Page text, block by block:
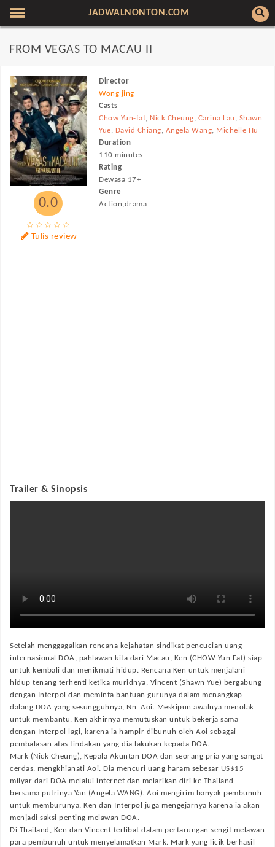
JADWALNONTON.COM
FROM VEGAS TO MACAU II
0.0
Tulis review
Director
Wong jing
Casts
Chow Yun-fat, Nick Cheung, Carina Lau , Shawn
Yue, David Chiang, Angela Wang, Michelle Hu
Duration
110 minutes
Rating
Dewasa 17+
Genre
Action,drama
Trailer & Sinopsis
Setelah menggagalkan rencana kejahatan sindikat pencucian uang
internasional DOA, pahlawan kita dari Macau, Ken (CHOW Yun Fat) siap
untuk kembali dan menikmati hidup. Rencana Ken untuk menjalani
hidup tenang terhenti ketika muridnya, Vincent (Shawn Yue) bergabung
dengan Interpol dan meminta bantuan gurunya dalam menangkap
dalang DOA yang sesungguhnya, Nn. Aoi. Meskipun awalnya menolak
untuk membantu, Ken akhirnya memutuskan untuk bekerja sama
dengan Interpol lagi, karena ia hampir dibunuh oleh Aoi sebagai
pembalasan atas tindakan yang dia lakukan kepada DOA.
Mark (Nick Cheung), Kepala Akuntan DOA dan seorang pria yang sangat
cerdas, mengkhianati Aoi. Dia mencuri uang haram sebesar US$15
milyar dari DOA melalui internet dan melarikan diri ke Thailand
bersama putrinya Yan (Angela WANG). Aoi mengirim banyak pembunuh
untuk memburunya. Ken dan Interpol juga mengejarnya karena ia akan
menjadi saksi penting melawan DOA.
Di Thailand, Ken dan Vincent terlibat dalam pertarungan sengit melawan
para pembunuh untuk menyelamatkan Mark. Mark yang licik berhasil